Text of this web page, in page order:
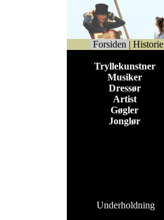
Forsiden | Historie
Tryllekunstner
Musiker
Dressør
Artist
Gøgler
Jonglør
Underholdning